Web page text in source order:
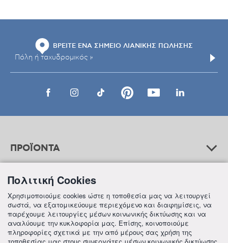
ΒΡΕΙΤΕ ΕΝΑ ΣΗΜΕΙΟ ΛΙΑΝΙΚΗΣ ΠΩΛΗΣΗΣ
ΠΡΟΪΟΝΤΑ
ΒΟΗΘΕΙΑ
ΠΛΗΡΟΦΟΡΙΕΣ
Πολιτική Cookies
Χρησιμοποιούμε cookies ώστε η τοποθεσία μας να λειτουργεί
σωστά, να εξατομικεύουμε περιεχόμενο και διαφημίσεις, να
παρέχουμε λειτουργίες μέσων κοινωνικής δικτύωσης και να
αναλύουμε την κυκλοφορία μας. Επίσης, κοινοποιούμε
πληροφορίες σχετικά με την από μέρους σας χρήση της